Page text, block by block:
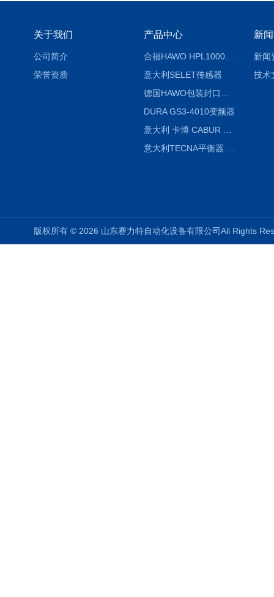
关于我们
公司简介
荣誉资质
产品中心
合福HAWO HPL1000AS封口机
意大利SELET传感器
DURA GS3-4010变频器
新
新闻
技术
版权所有 © 2026 山东赛力特自动化设备有限公司All Rights